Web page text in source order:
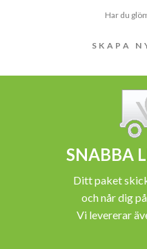
Har du
SKAPA
SNABBA
Ditt paket
och når dig
Vi levererar